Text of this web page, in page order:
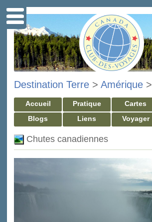
Destination Terre > Amérique >
Accueil Pratique Cartes
Blogs
Liens Voyager
Chutes canadiennes